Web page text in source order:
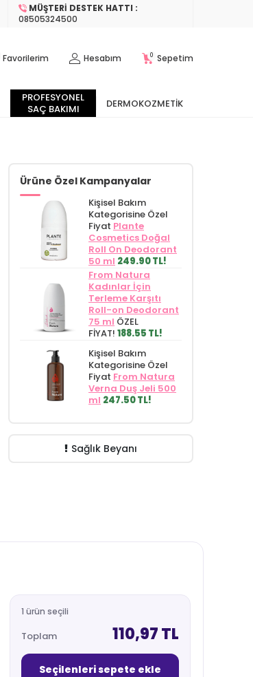
MÜŞTERI DESTEK HATTI :
08505324500
Favorilerim Hesabım 0 Sepetim
PROFESYONEL
SAÇ BAKIMI
DERMOKOZMETIK
Ürüne Özel Kampanyalar
Kişisel Bakım
Kategorisine Özel
Fiyat Plante
Cosmetics Doğal
Roll On Deodorant
50 ml 249.90 TL!
From Natura
Kadınlar İçin
Terleme Karşıtı
Roll-on Deodorant
75 ml ÖZEL
FİYAT! 188.55 TL!
Kişisel Bakım
Kategorisine Özel
Fiyat From Natura
Verna Duş Jeli 500
ml 247.50 TL!
Sağlık Beyanı
1 ürün seçili
Toplam 110,97 TL
Seçilenleri sepete ekle